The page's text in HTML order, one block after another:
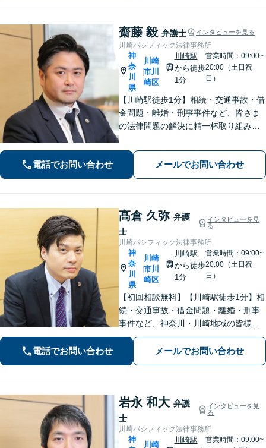
齋藤 毅 弁護士 インタビューを見る
川崎パシフィック法律事務所
神
奈
川
県
|
川崎
市川
崎区
川崎駅
から徒歩
1分
営業時間：09:00~
20:00（土日祝
日）
【川崎駅徒歩1分】相続・交通事故・借
金問題・離婚・刑事事件など、皆さま
の法律問題の解決に精一杯取り組みま
ークの軽さに自信あり。費用の負担を
最小限にするよう努めています。【地
元密着】クチコミ・リピーター多数。
電話でお問い合わせ メールでお問い合わせ
髙倉 久弥 弁護
士
インタビューを見
る
川崎パシフィック法律事務所
神
奈
川
県
|
川崎
市川
崎区
川崎駅
から徒歩
1分
営業時間：09:00~
20:00（土日祝
日）
【初回相談無料】【川崎駅徒歩1分】相
続・交通事故・借金問題・離婚・刑事
事件など、神奈川・川崎地域の皆様の
法律問題を解決すべく、親身になって
取り組みます。クチコミ・リピーター
の方も多数。お気軽にお問い合わせ下
電話でお問い合わせ メールでお問い合わせ
岩永 和大 弁護
士
インタビューを見
る
川崎パシフィック法律事務所
神
川崎
川崎駅
営業時間：09:00~